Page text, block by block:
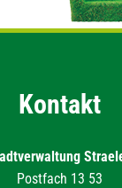
Kontakt
Postfach 13 53